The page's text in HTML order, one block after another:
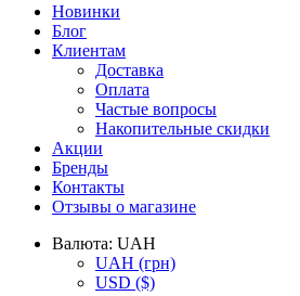
Новинки
Блог
Клиентам
Доставка
Оплата
Частые вопросы
Накопительные скидки
Акции
Бренды
Контакты
Отзывы о магазине
Валюта: UAH
UAH (грн)
USD ($)